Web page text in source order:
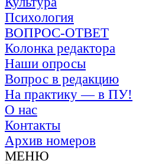
Психология
ВОПРОС-ОТВЕТ
Колонка редактора
Наши опросы
Вопрос в редакцию
На практику — в ПУ!
О нас
Контакты
Архив номеров
МЕНЮ